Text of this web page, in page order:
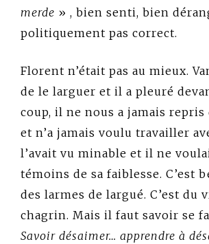
merde » , bien senti, bien
politiquement pas correct.
Florent n’était pas au mieux.
de le larguer et il a pleuré
coup, il ne nous a jamais repris
et n’a jamais voulu travailler
l’avait vu minable et il ne
témoins de sa faiblesse. C’est
des larmes de largué. C’est du
chagrin. Mais il faut savoir se
Savoir désaimer… apprendre à